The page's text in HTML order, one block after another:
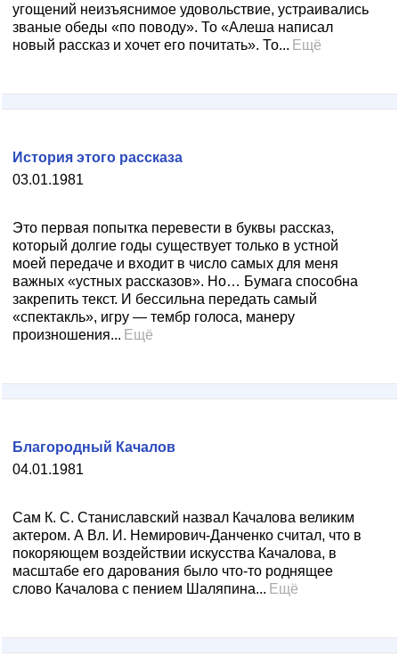
угощений неизъяснимое удовольствие, устраивались
званые обеды «по поводу». То «Алеша написал
новый рассказ и хочет его почитать». То... Ещё
03.01.1981
История этого рассказа
Это первая попытка перевести в буквы рассказ,
который долгие годы существует только в устной
моей передаче и входит в число самых для меня
важных «устных рассказов». Но… Бумага способна
закрепить текст. И бессильна передать самый
«спектакль», игру — тембр голоса, манеру
произношения... Ещё
04.01.1981
Благородный Качалов
Сам К. С. Станиславский назвал Качалова великим
актером. А Вл. И. Немирович-Данченко считал, что в
покоряющем воздействии искусства Качалова, в
масштабе его дарования было что-то роднящее
слово Качалова с пением Шаляпина... Ещё